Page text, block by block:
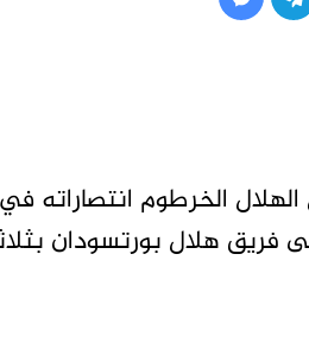
الخرطوم انتصاراته
على فريق هلال بورتسودان